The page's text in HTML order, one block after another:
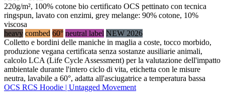
220g/m², 100% cotone bio certificato OCS pettinato con tecnica
ringspun, lavato con enzimi, grey melange: 90% cotone, 10%
viscosa
heavy combed 60° neutral label NEW 2026
Colletto e bordini delle maniche in maglia a coste, tocco morbido,
produzione vegana certificata senza sostanze ausiliarie animali,
calcolo LCA (Life Cycle Assessment) per la valutazione dell'impatto
ambientale durante l'intero ciclo di vita, etichetta con le misure
neutra, lavabile a 60°, adatta all'asciugatrice a temperatura bassa
OCS RCS Hoodie | Untagged Movement